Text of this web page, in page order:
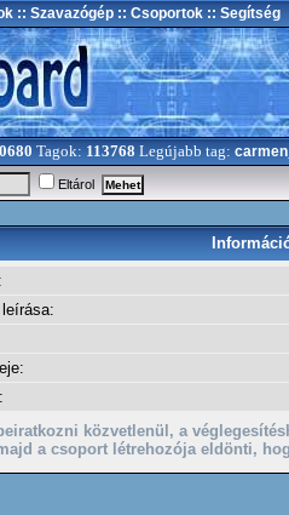
:: Szavazógép :: Csoportok :: Segítség
Tagok: 113768 Legújabb tag:
Eltárol
közvetlenül, a
a csoport létrehozója eldönti,